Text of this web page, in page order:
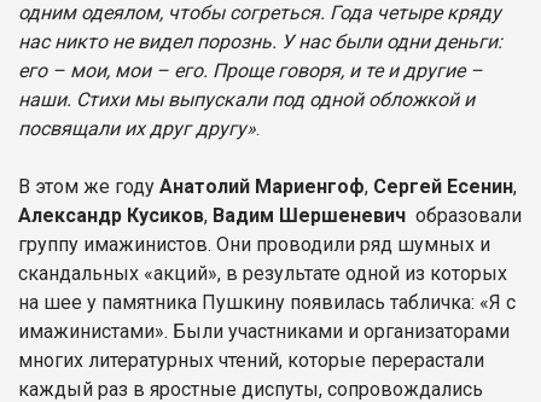
одним одеялом, чтобы согреться. Года четыре кряду
нас никто не видел порознь. У нас были одни деньги:
его – мои, мои – его. Проще говоря, и те и другие –
наши. Стихи мы выпускали под одной обложкой и
посвящали их друг другу».
В этом же году Анатолий Мариенгоф, Сергей Есенин,
Александр Кусиков, Вадим Шершеневич образовали
группу имажинистов. Они проводили ряд шумных и
скандальных «акций», в результате одной из которых
на шее у памятника Пушкину появилась табличка: «Я с
имажинистами». Были участниками и организаторами
многих литературных чтений, которые перерастали
каждый раз в яростные диспуты, сопровождались